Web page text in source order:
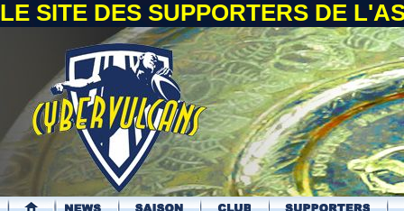
LE SITE DES SUPPORTERS DE